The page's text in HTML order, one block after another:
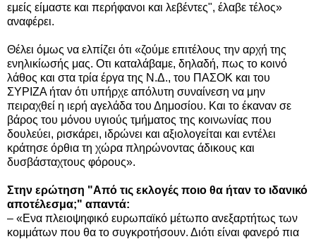
εμείς είμαστε και περήφανοι και λεβέντες", έλαβε τέλος»
αναφέρει.
Θέλει όμως να ελπίζει ότι «ζούμε επιτέλους την αρχή της
ενηλικίωσής μας. Οτι καταλάβαμε, δηλαδή, πως το κοινό
λάθος και στα τρία έργα της Ν.Δ., του ΠΑΣΟΚ και του
ΣΥΡΙΖΑ ήταν ότι υπήρχε απόλυτη συναίνεση να μην
πειραχθεί η ιερή αγελάδα του Δημοσίου. Και το έκαναν σε
βάρος του μόνου υγιούς τμήματος της κοινωνίας που
δουλεύει, ρισκάρει, ιδρώνει και αξιολογείται και εντέλει
κράτησε όρθια τη χώρα πληρώνοντας άδικους και
δυσβάσταχτους φόρους».
Στην ερώτηση "Από τις εκλογές ποιο θα ήταν το ιδανικό
αποτέλεσμα;" απαντά:
– «Ενα πλειοψηφικό ευρωπαϊκό μέτωπο ανεξαρτήτως των
κομμάτων που θα το συγκροτήσουν. Διότι είναι φανερό πια